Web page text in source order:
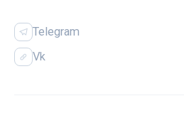
Telegram
Vk